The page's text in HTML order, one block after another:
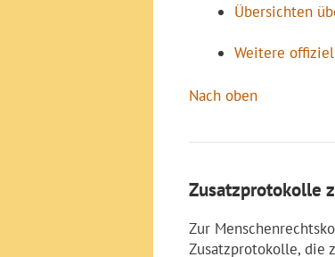
Übersichten
Weitere
Nach oben
Zusatzprotokolle
Zur
Zusatzprotokolle, die